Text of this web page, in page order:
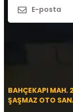
BAHÇEKAPI MAH.
ŞAŞMAZ OTO